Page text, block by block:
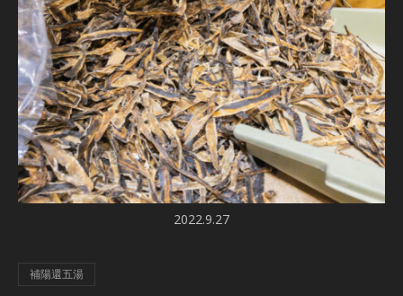
2022.9.27
補陽還五湯